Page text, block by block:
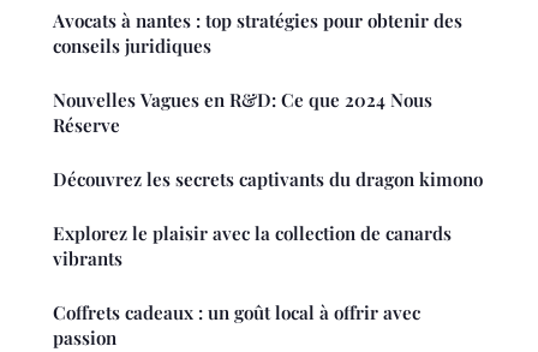
Avocats à nantes : top stratégies pour obtenir des
conseils juridiques
Nouvelles Vagues en R&D: Ce que 2024 Nous
Réserve
Découvrez les secrets captivants du dragon kimono
Explorez le plaisir avec la collection de canards
vibrants
Coffrets cadeaux : un goût local à offrir avec
passion